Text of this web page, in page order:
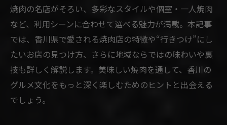
焼肉の名店がそろい、多彩なスタイルや個室・一人焼肉
など、利用シーンに合わせて選べる魅力が満載。本記事
では、香川県で愛される焼肉店の特徴や“行きつけ”にし
たいお店の見つけ方、さらに地域ならではの味わいや裏
技も詳しく解説します。美味しい焼肉を通して、香川の
グルメ文化をもっと深く楽しむためのヒントと出会える
でしょう。